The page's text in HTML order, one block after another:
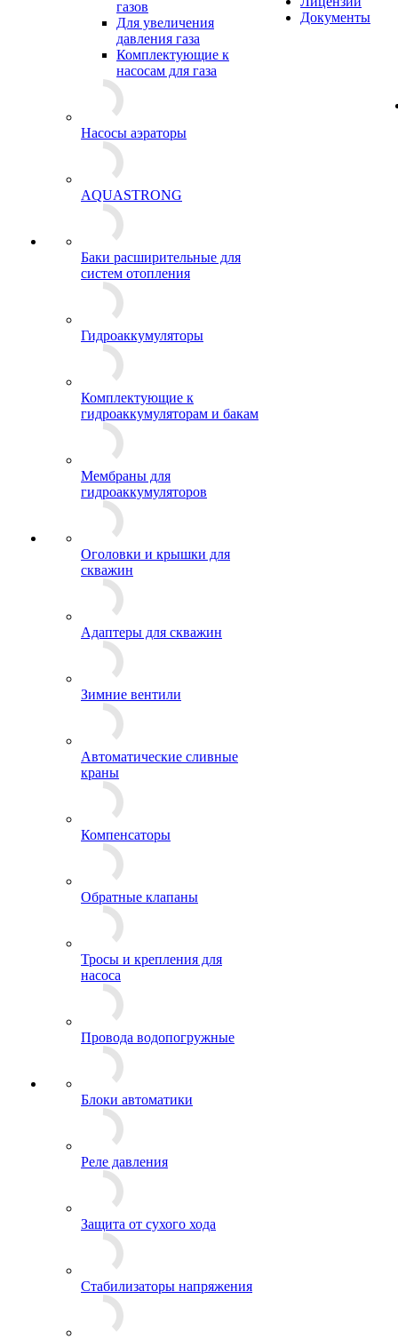
газов
Для увеличения
давления газа
Комплектующие к
насосам для газа
Насосы аэраторы
AQUASTRONG
Баки расширительные для
систем отопления
Гидроаккумуляторы
Комплектующие к
гидроаккумуляторам и бакам
Мембраны для
гидроаккумуляторов
Оголовки и крышки для
скважин
Адаптеры для скважин
Зимние вентили
Автоматические сливные
краны
Компенсаторы
Обратные клапаны
Тросы и крепления для
насоса
Провода водопогружные
Блоки автоматики
Реле давления
Защита от сухого хода
Стабилизаторы напряжения
Документы